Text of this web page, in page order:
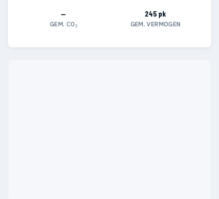
—
GEM. CO₂
245 pk
GEM. VERMOGEN